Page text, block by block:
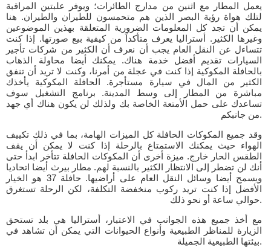
يعمل المطار مع اثنين من مدارج الطائرات؛ ويوفر علبتين المراقبة
لتلك هواة رؤية البصر الذين هم متحمسون للطيران والطيران. هنا
يمكن أن تجد كل المعلومات الضرورية المتعلقة بهذين الموضوعين
وغيرها الكثير. أستراليا يعرف متأكداً من كيفية بيع صورتها. إذا كنت
تتساءل عن النقل العام يجب أن نعرف أن الكثير من شركات تأجير
السيارات تقديم أفضل خدمة هناك. يمكنك أيضا محاولة الذهاب
بالحافلة المكوكية إذا كنت في عجلة من أمرنا، وكنت لا تريد أن تنفق
الكثير من المال في سيارة مستأجرة. الحافلة المكوكية يأخذك
مباشرة من المطار إلى وسط المدينة. برنامج التشغيل سوف
تساعدك على حمل الأمتعة الخاصة بك ولذلك لن يكون هناك أي جهد
من جانبكم.
وقد جميع المكوكات الحافلة كل الميزات الهامة، بما في ذلك تكييف
الهواء حيث يمكنك الاستمتاع بالرحلة إذا كنت لا يمكن أن يقف
الطقس الحار خارج. ميزة أخرى أن المكوكات الحافلة تتأخر ابدأ حتى
أنك لن تضطر إلى الانتظار الكثير بالنسبة لهم. مطار بيرث أيضا اتحاديا
ويسمح أيضا وسائل النقل العام على أراضيها. حافلة 37 هو الخيار
الأفضل إذا كنت تريد ركوب منخفضة التكلفة، لكن الرحلة تستغرق
حوالي ساعة أو نحو ذلك.
مع أخذ جميع هذه الجوانب في الاعتبار، أستراليا هي بلد تستحق
الزيارة للمناظر الطبيعية وأنواع الحيوانات التي يمكن أن تشاهد في
بيئتها الطبيعية الجميلة.